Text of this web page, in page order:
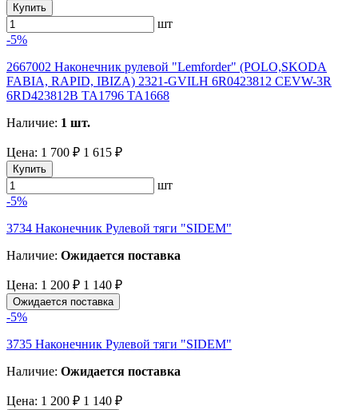
Купить
шт
-5%
2667002 Наконечник рулевой "Lemforder" (POLO,SKODA
FABIA, RAPID, IBIZA) 2321-GVILH 6R0423812 CEVW-3R
6RD423812B TA1796 TA1668
Наличие: 1 шт.
Цена: 1 700 ₽ 1 615 ₽
Купить
шт
-5%
3734 Наконечник Рулевой тяги "SIDEM"
Наличие: Ожидается поставка
Цена: 1 200 ₽ 1 140 ₽
Ожидается поставка
-5%
3735 Наконечник Рулевой тяги "SIDEM"
Наличие: Ожидается поставка
Цена: 1 200 ₽ 1 140 ₽